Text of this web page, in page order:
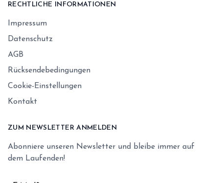
RECHTLICHE INFORMATIONEN
Impressum
Datenschutz
AGB
Rücksendebedingungen
Cookie-Einstellungen
Kontakt
ZUM NEWSLETTER ANMELDEN
Abonniere unseren Newsletter und bleibe immer auf
dem Laufenden!